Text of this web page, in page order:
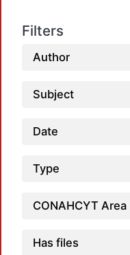
Filters
Author
Subject
Date
Type
CONAHCYT Area
Has files